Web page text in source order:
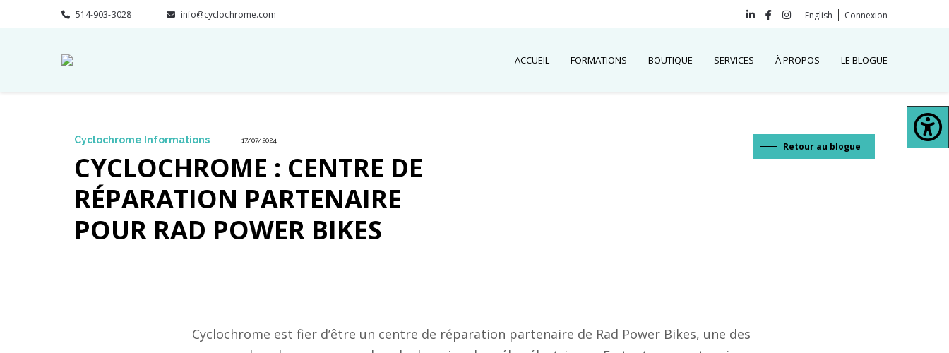
514-903-3028 info@cyclochrome.com English Connexion
ACCUEIL FORMATIONS BOUTIQUE SERVICES À PROPOS LE BLOGUE
Cyclochrome Informations 17/07/2024
CYCLOCHROME : CENTRE DE
RÉPARATION PARTENAIRE
POUR RAD POWER BIKES
Retour au blogue
Cyclochrome est fier d’être un centre de réparation partenaire de Rad Power Bikes, une des